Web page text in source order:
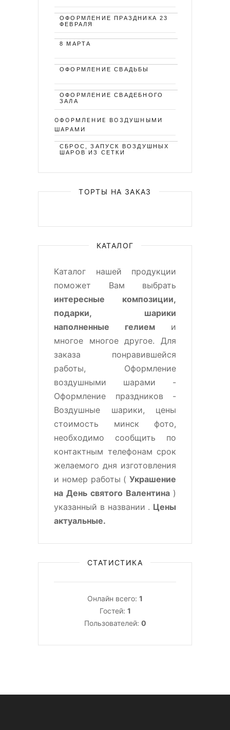
ОФОРМЛЕНИЕ ПРАЗДНИКА 23
ФЕВРАЛЯ
8 МАРТА
ОФОРМЛЕНИЕ СВАДЬБЫ
ОФОРМЛЕНИЕ СВАДЕБНОГО
ЗАЛА
ОФОРМЛЕНИЕ ВОЗДУШНЫМИ
ШАРАМИ
СБРОС, ЗАПУСК ВОЗДУШНЫХ
ШАРОВ ИЗ СЕТКИ
ТОРТЫ НА ЗАКАЗ
КАТАЛОГ
Каталог нашей продукции
поможет Вам выбрать
интересные композиции,
подарки, шарики
наполненные гелием и
многое многое другое. Для
заказа понравившейся
работы, Оформление
воздушными шарами -
Оформление праздников -
Воздушные шарики, цены
стоимость минск фото,
необходимо сообщить по
контактным телефонам срок
желаемого дня изготовления
и номер работы ( Украшение
на День святого Валентина )
указанный в названии . Цены
актуальные.
СТАТИСТИКА
Онлайн всего: 1
Гостей: 1
Пользователей: 0